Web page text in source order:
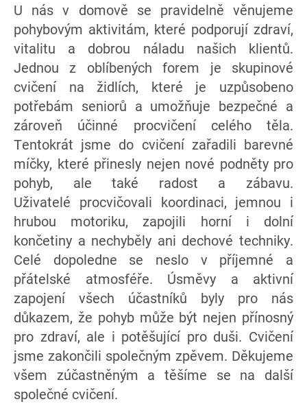
U nás v domově se pravidelně věnujeme
pohybovým aktivitám, které podporují zdraví,
vitalitu a dobrou náladu našich klientů.
Jednou z oblíbených forem je skupinové
cvičení na židlích, které je uzpůsobeno
potřebám seniorů a umožňuje bezpečné a
zároveň účinné procvičení celého těla.
Tentokrát jsme do cvičení zařadili barevné
míčky, které přinesly nejen nové podněty pro
pohyb, ale také radost a zábavu.
Uživatelé procvičovali koordinaci, jemnou i
hrubou motoriku, zapojili horní i dolní
končetiny a nechyběly ani dechové techniky.
Celé dopoledne se neslo v příjemné a
přátelské atmosféře. Úsměvy a aktivní
zapojení všech účastníků byly pro nás
důkazem, že pohyb může být nejen přínosný
pro zdraví, ale i potěšující pro duši. Cvičení
jsme zakončili společným zpěvem. Děkujeme
všem zúčastněným a těšíme se na další
společné cvičení.